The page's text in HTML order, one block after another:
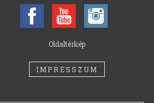
Oldaltérkép
IMPRESSZUM